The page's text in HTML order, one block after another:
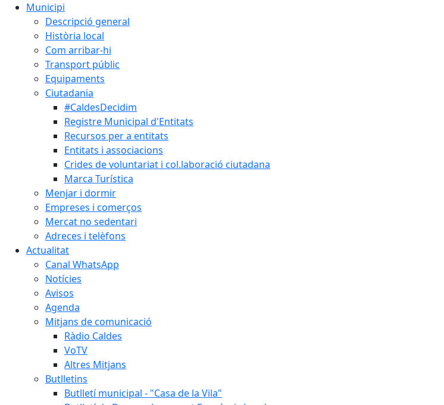
Municipi
Descripció general
Història local
Com arribar-hi
Transport públic
Equipaments
Ciutadania
#CaldesDecidim
Registre Municipal d'Entitats
Recursos per a entitats
Entitats i associacions
Crides de voluntariat i col.laboració ciutadana
Marca Turística
Menjar i dormir
Empreses i comerços
Mercat no sedentari
Adreces i telèfons
Actualitat
Canal WhatsApp
Notícies
Avisos
Agenda
Mitjans de comunicació
Ràdio Caldes
VoTV
Altres Mitjans
Butlletins
Butlletí municipal - "Casa de la Vila"